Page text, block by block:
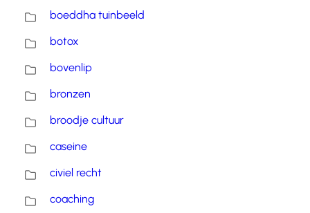
boeddha tuinbeeld
botox
bovenlip
bronzen
broodje cultuur
caseine
civiel recht
coaching